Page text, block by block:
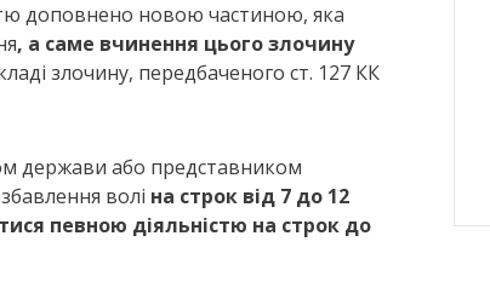
доповнено новою частиною, яка
, а саме вчинення цього злочину
злочину, передбаченого ст. 127 КК
держави або представником
волі на строк від 7 до 12
певною діяльністю на строк до